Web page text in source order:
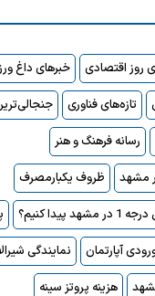
روز اقتصادی
خبرهای داغ
تازه‌های فناوری
رسانه فرهنگ و هنر
مشهد
ظروف یکبارمصرف
کنیم؟
آپارتمان
نمایندگی
هزینه پروتز سینه